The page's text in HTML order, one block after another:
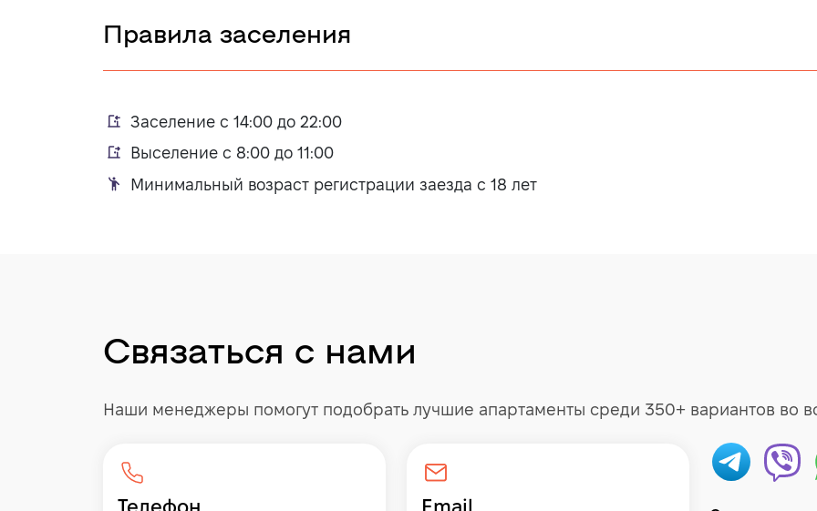
Правила заселения
Заселение с 14:00 до 22:00
Выселение с 8:00 до 11:00
Минимальный возраст регистрации заезда с 18 лет
Связаться с нами
Наши менеджеры помогут подобрать лучшие апартаменты среди 350+ вариантов во
Телефон Email